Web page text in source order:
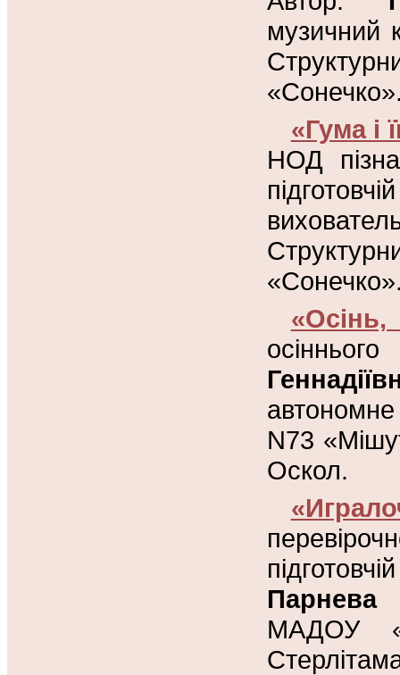
музичний
«Гума і
НОД
підготовчій
N73
Оскол.
МАДОУ